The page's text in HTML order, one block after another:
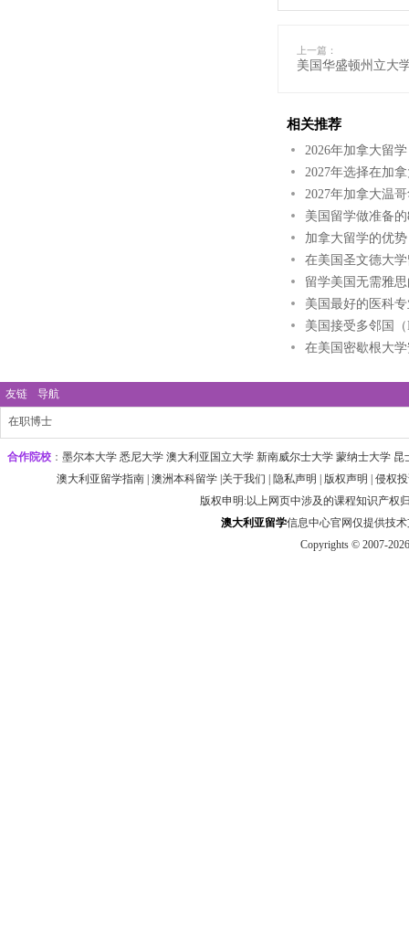
上一篇：
美国华盛顿州立大
相关推荐
2026年加拿大留
2027年选择在加
2027年加拿大温
美国留学做准备
加拿大留学的优
在美国圣文德大
留学美国无需雅
美国最好的医科
美国接受多邻国
在美国密歇根大
友链 导航
在职博士
合作院校 ： 墨尔本大学‌ 悉尼大学 澳大利亚国立大学 ‌新南威尔士大学 ‌蒙纳士大学 昆
澳大利亚留学指南 澳洲本科留学 关于我们 隐私声明 版权声明
侵权
版权申明:以上网页中涉及的课程知识产权
澳大利亚留学信息中心官网仅提供技术
Copyrights © 2007-